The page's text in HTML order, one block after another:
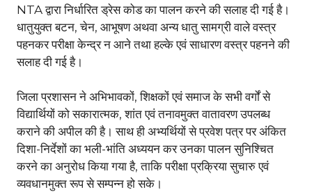
NTA द्वारा निर्धारित ड्रेस कोड का पालन करने की सलाह दी गई है।
धातुयुक्त बटन, चेन, आभूषण अथवा अन्य धातु सामग्री वाले वस्त्र
पहनकर परीक्षा केन्द्र न आने तथा हल्के एवं साधारण वस्त्र पहनने की
सलाह दी गई है।
जिला प्रशासन ने अभिभावकों, शिक्षकों एवं समाज के सभी वर्गों से
विद्यार्थियों को सकारात्मक, शांत एवं तनावमुक्त वातावरण उपलब्ध
कराने की अपील की है। साथ ही अभ्यर्थियों से प्रवेश पत्र पर अंकित
दिशा-निर्देशों का भली-भांति अध्ययन कर उनका पालन सुनिश्चित
करने का अनुरोध किया गया है, ताकि परीक्षा प्रक्रिया सुचारु एवं
व्यवधानमुक्त रूप से सम्पन्न हो सके।